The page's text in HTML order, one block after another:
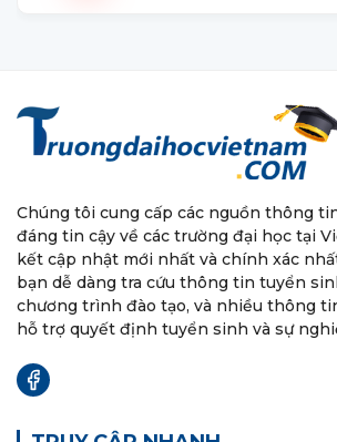
Chúng tôi cung cấp các nguồn thông
đáng tin cậy về các trường đại học tại
kết cập nhật mới nhất và chính xác
bạn dễ dàng tra cứu thông tin tuyển
chương trình đào tạo, và nhiều thông
hỗ trợ quyết định tuyển sinh và sự